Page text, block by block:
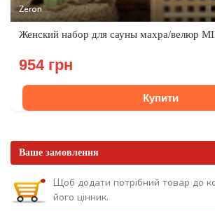
Zeron
Женский набор для сауны махра/велюр
954 грн
Купити
Ваше замовлення
Щоб додати потрібний товар до
його цінник.